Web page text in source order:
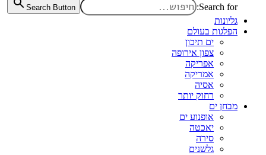
Search for:
Search Button
גליונות
הפלגות בעולם
ים תיכון
צפון אירופה
אפריקה
אמריקה
אסיה
רחוק יותר
מבחן ים
אופנוע ים
יאכטה
סירה
גלשנים